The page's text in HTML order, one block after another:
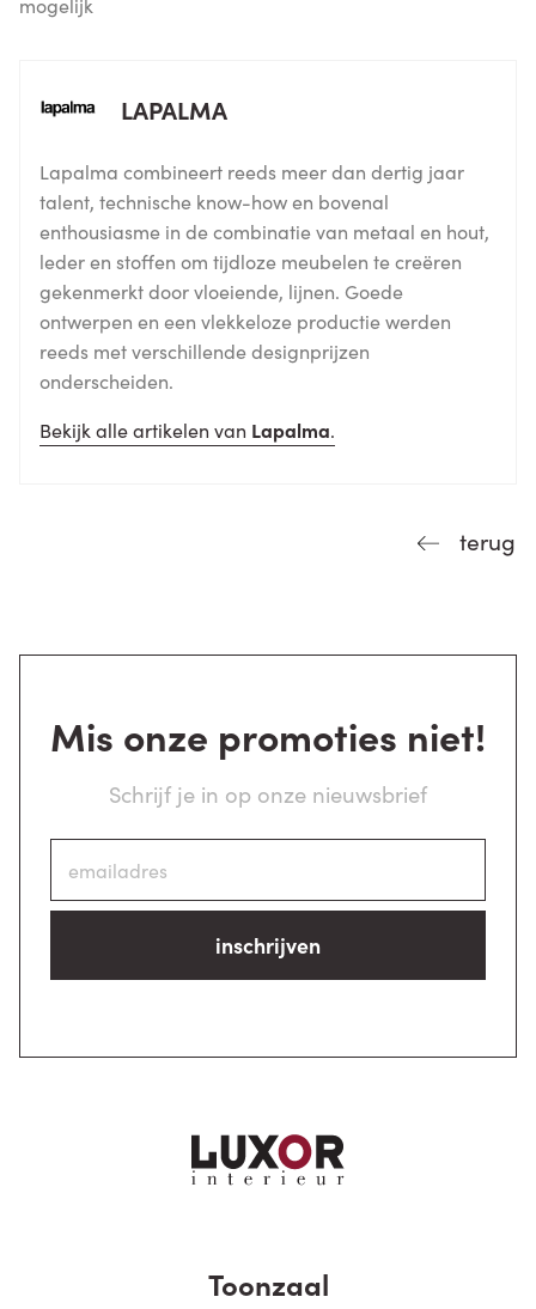
LAPALMA
Lapalma combineert reeds meer dan dertig jaar
talent, technische know-how en bovenal
enthousiasme in de combinatie van metaal en hout,
leder en stoffen om tijdloze meubelen te creëren
gekenmerkt door vloeiende, lijnen. Goede
ontwerpen en een vlekkeloze productie werden
reeds met verschillende designprijzen
onderscheiden.
Bekijk alle artikelen van Lapalma.
terug
Mis onze promoties niet!
Schrijf je in op onze nieuwsbrief
inschrijven
Toonzaal